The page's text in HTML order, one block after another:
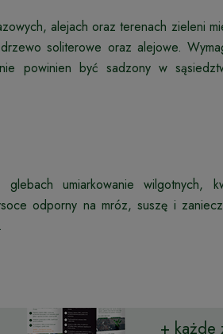
alejach oraz terenach zieleni
soliterowe oraz alejowe.
powinien być sadzony w
umiarkowanie wilgotnych,
odporny na mróz, suszę i
+ każde